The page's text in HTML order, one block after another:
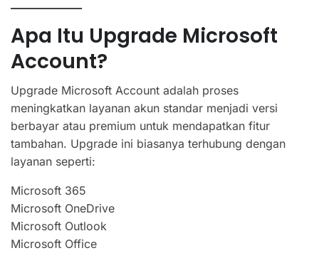
Apa Itu Upgrade Microsoft
Account?
Upgrade Microsoft Account adalah proses
meningkatkan layanan akun standar menjadi versi
berbayar atau premium untuk mendapatkan fitur
tambahan. Upgrade ini biasanya terhubung dengan
layanan seperti:
Microsoft 365
Microsoft OneDrive
Microsoft Outlook
Microsoft Office